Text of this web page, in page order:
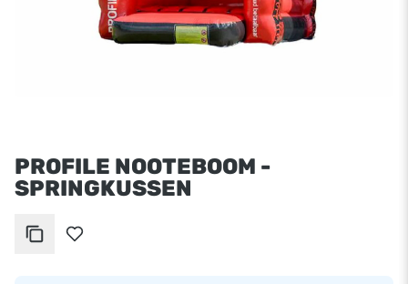
PROFILE NOOTEBOOM -
SPRINGKUSSEN